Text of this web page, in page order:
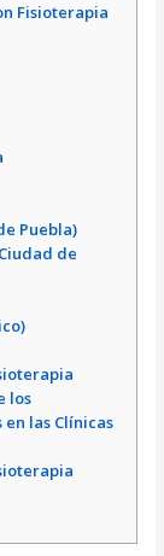
Fisioterapia
Puebla)
de
los
las Clínicas